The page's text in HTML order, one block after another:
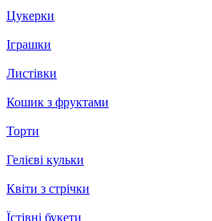
Цукерки
Іграшки
Листівки
Кошик з фруктами
Торти
Гелієві кульки
Квіти з стрічки
Їстівні букети